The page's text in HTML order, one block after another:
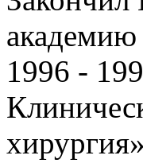
академию
1996 -